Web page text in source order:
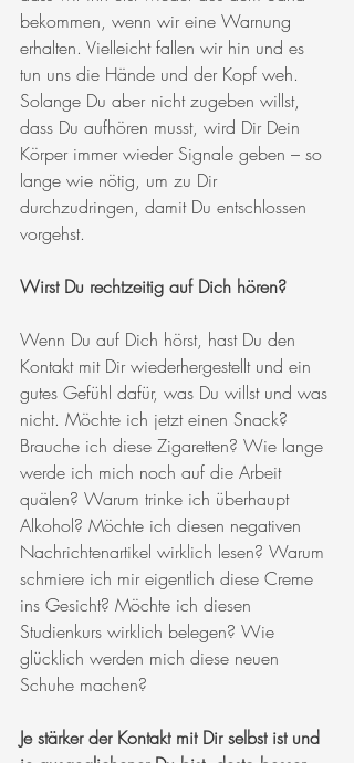
bekommen, wenn wir eine Warnung
erhalten. Vielleicht fallen wir hin und es
tun uns die Hände und der Kopf weh.
Solange Du aber nicht zugeben willst,
dass Du aufhören musst, wird Dir Dein
Körper immer wieder Signale geben – so
lange wie nötig, um zu Dir
durchzudringen, damit Du entschlossen
vorgehst.
Wirst Du rechtzeitig auf Dich hören?
Wenn Du auf Dich hörst, hast Du den
Kontakt mit Dir wiederhergestellt und ein
gutes Gefühl dafür, was Du willst und was
nicht. Möchte ich jetzt einen Snack?
Brauche ich diese Zigaretten? Wie lange
werde ich mich noch auf die Arbeit
quälen? Warum trinke ich überhaupt
Alkohol? Möchte ich diesen negativen
Nachrichtenartikel wirklich lesen? Warum
schmiere ich mir eigentlich diese Creme
ins Gesicht? Möchte ich diesen
Studienkurs wirklich belegen? Wie
glücklich werden mich diese neuen
Schuhe machen?
Je stärker der Kontakt mit Dir selbst ist und